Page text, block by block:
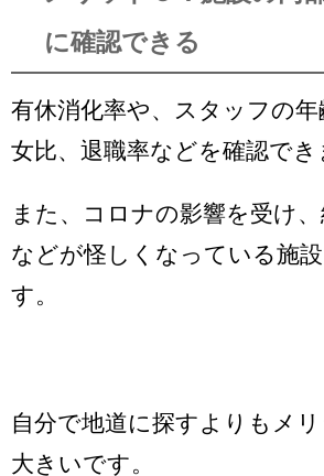
に確認できる
有休消化率や、スタッフの年
女比、退職率などを確認でき
また、コロナの影響を受け
などが怪しくなっている施
す。
自分で地道に探すよりもメ
大きいです。